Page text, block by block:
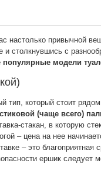
настолько привычной
и столкнувшись с
популярные модели
тип, который стоит
(чаще всего)
стакан, в которую
– цена на нее
– это
ершик следует